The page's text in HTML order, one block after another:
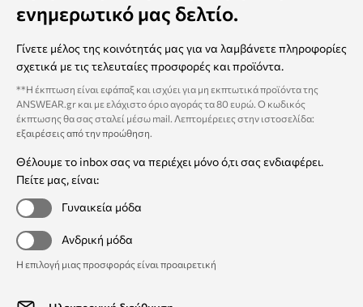
ενημερωτικό μας δελτίο.
Γίνετε μέλος της κοινότητάς μας για να λαμβάνετε πληροφορίες
σχετικά με τις τελευταίες προσφορές και προϊόντα.
**Η έκπτωση είναι εφάπαξ και ισχύει για μη εκπτωτικά προϊόντα της
ANSWEAR.gr και με ελάχιστο όριο αγοράς τα 80 ευρώ. Ο κωδικός
έκπτωσης θα σας σταλεί μέσω mail. Λεπτομέρειες στην ιστοσελίδα:
εξαιρέσεις από την προώθηση
Θέλουμε το inbox σας να περιέχει μόνο ό,τι σας ενδιαφέρει.
Πείτε μας, είναι:
Γυναικεία μόδα
Ανδρική μόδα
Η επιλογή μιας προσφοράς είναι προαιρετική